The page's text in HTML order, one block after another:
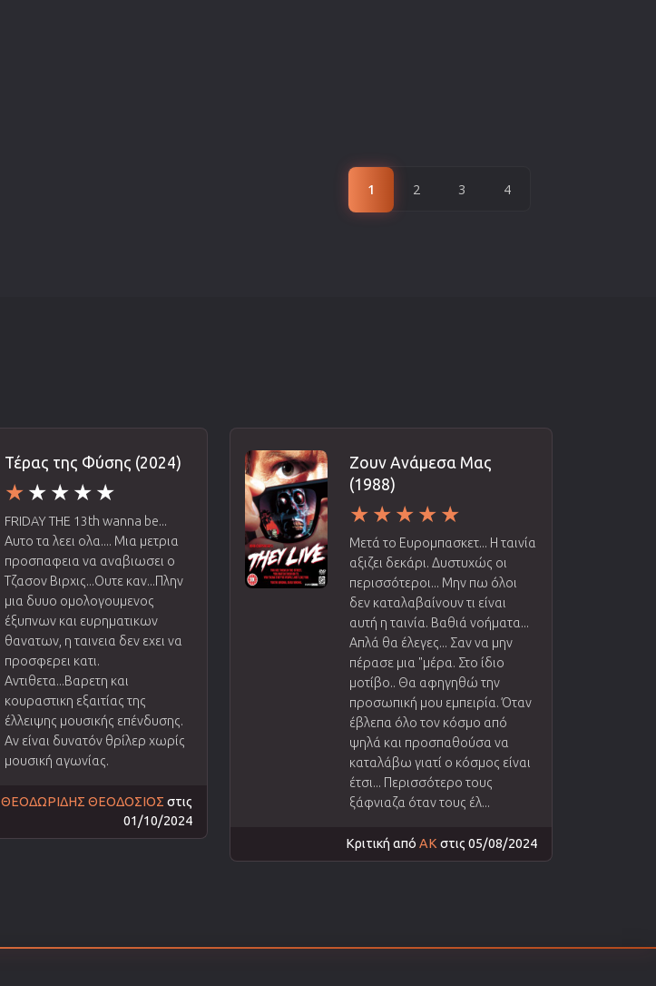
1 2 3 4
Τέρας της Φύσης (2024)
FRIDAY THE 13th wanna be...
Αυτο τα λεει ολα.... Μια μετρια
προσπαφεια να αναβιωσει ο
Τζασον Βιρχις...Ουτε καν...Πλην
μια δυυο ομολογουμενος
έξυπνων και ευρηματικων
θανατων, η ταινεια δεν εχει να
προσφερει κατι.
Αντιθετα...Βαρετη και
κουραστικη εξαιτίας της
έλλειψης μουσικής επένδυσης.
Αν είναι δυνατόν θρίλερ χωρίς
μουσική αγωνίας.
ΘΕΟΔΩΡΙΔΗΣ ΘΕΟΔΟΣΙΟΣ στις
01/10/2024
Ζουν Ανάμεσα Μας
(1988)
Μετά το Ευρομπασκετ... Η ταινία
αξιζει δεκάρι. Δυστυχώς οι
περισσότεροι... Μην πω όλοι
δεν καταλαβαίνουν τι είναι
αυτή η ταινία. Βαθιά νοήματα...
Απλά θα έλεγες... Σαν να μην
πέρασε μια "μέρα. Στο ίδιο
μοτίβο.. Θα αφηγηθώ την
προσωπική μου εμπειρία. Όταν
έβλεπα όλο τον κόσμο από
ψηλά και προσπαθούσα να
καταλάβω γιατί ο κόσμος είναι
έτσι... Περισσότερο τους
ξάφνιαζα όταν τους έλ...
Κριτική από AK στις 05/08/2024